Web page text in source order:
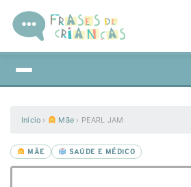
Início › Mãe › PEARL JAM
MÃE SAÚDE E MÉDICO